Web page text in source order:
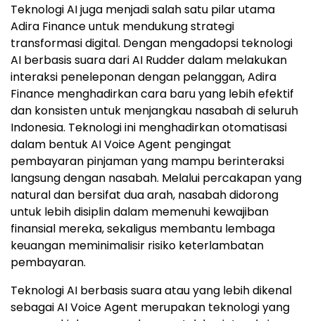
Teknologi AI juga menjadi salah satu pilar utama
Adira Finance untuk mendukung strategi
transformasi digital. Dengan mengadopsi teknologi
AI berbasis suara dari AI Rudder dalam melakukan
interaksi peneleponan dengan pelanggan, Adira
Finance menghadirkan cara baru yang lebih efektif
dan konsisten untuk menjangkau nasabah di seluruh
Indonesia. Teknologi ini menghadirkan otomatisasi
dalam bentuk AI Voice Agent pengingat
pembayaran pinjaman yang mampu berinteraksi
langsung dengan nasabah. Melalui percakapan yang
natural dan bersifat dua arah, nasabah didorong
untuk lebih disiplin dalam memenuhi kewajiban
finansial mereka, sekaligus membantu lembaga
keuangan meminimalisir risiko keterlambatan
pembayaran.
Teknologi AI berbasis suara atau yang lebih dikenal
sebagai AI Voice Agent merupakan teknologi yang